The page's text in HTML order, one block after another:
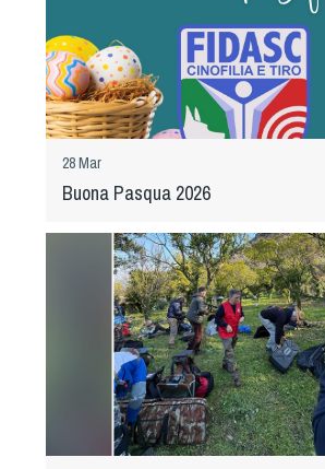
28 Mar
Buona Pasqua 2026
Società
Tesserati
Albo Fornitori
Direttori di Gara
Formazione
Calendario
Organi di
Modelli e moduli
Albo Atleti
Guida Locandine